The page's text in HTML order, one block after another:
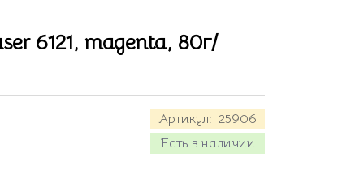
6121, magenta, 80г/
Артикул: 25906
Есть в наличии